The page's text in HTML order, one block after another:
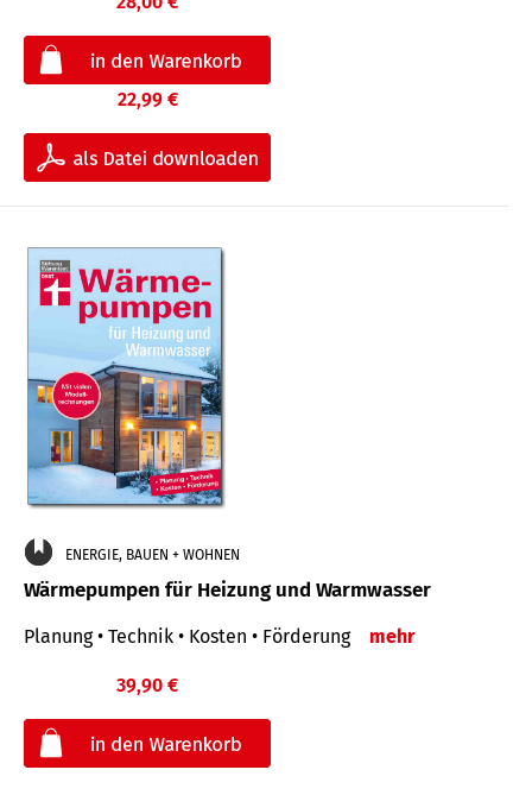
22,99 €
ENERGIE, BAUEN + WOHNEN
Wärmepumpen für Heizung und Warmwasser
Planung • Technik • Kosten • Förderung mehr
39,90 €